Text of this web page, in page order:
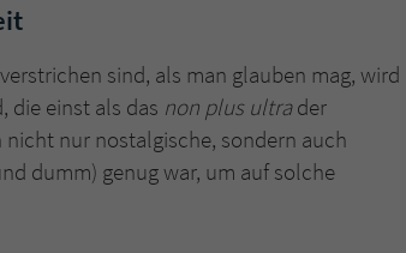
sind, als man glauben mag, wird
die einst als das non plus ultrader
nur nostalgische, sondern auch
dumm) genug war, um auf solche